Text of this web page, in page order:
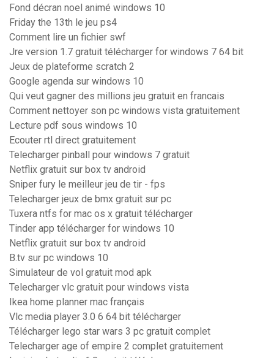
Fond décran noel animé windows 10
Friday the 13th le jeu ps4
Comment lire un fichier swf
Jre version 1.7 gratuit télécharger for windows 7 64 bit
Jeux de plateforme scratch 2
Google agenda sur windows 10
Qui veut gagner des millions jeu gratuit en francais
Comment nettoyer son pc windows vista gratuitement
Lecture pdf sous windows 10
Ecouter rtl direct gratuitement
Telecharger pinball pour windows 7 gratuit
Netflix gratuit sur box tv android
Sniper fury le meilleur jeu de tir - fps
Telecharger jeux de bmx gratuit sur pc
Tuxera ntfs for mac os x gratuit télécharger
Tinder app télécharger for windows 10
Netflix gratuit sur box tv android
B.tv sur pc windows 10
Simulateur de vol gratuit mod apk
Telecharger vlc gratuit pour windows vista
Ikea home planner mac français
Vlc media player 3.0 6 64 bit télécharger
Télécharger lego star wars 3 pc gratuit complet
Telecharger age of empire 2 complet gratuitement